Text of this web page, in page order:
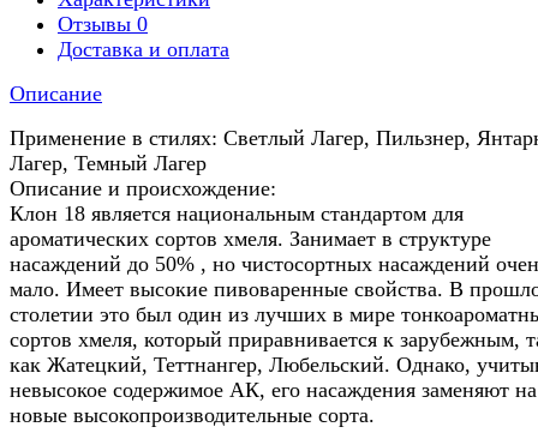
Отзывы 0
Доставка и оплата
Описание
Применение в стилях: Светлый Лагер, Пильзнер,
Лагер, Темный Лагер
Описание и происхождение:
Клон 18 является национальным стандартом для
ароматических сортов хмеля. Занимает в структуре
насаждений до 50% , но чистосортных насаждений
мало. Имеет высокие пивоваренные свойства. В
столетии это был один из лучших в мире
сортов хмеля, который приравнивается к зарубежным,
как Жатецкий, Теттнангер, Любельский. Однако,
невысокое содержимое АК, его насаждения заменяют на
новые высокопроизводительные сорта.